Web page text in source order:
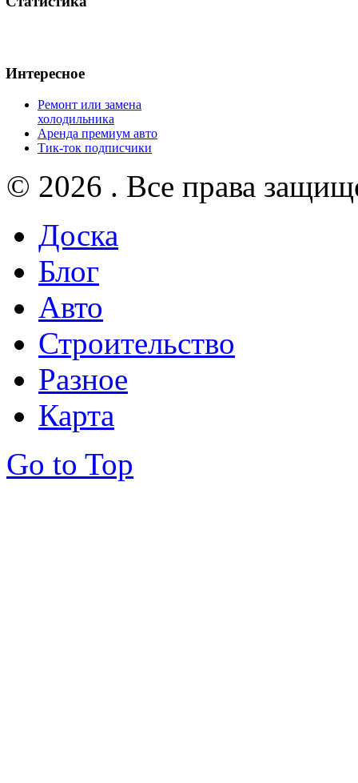
Интересное
Ремонт или замена
холодильника
Аренда премиум авто
Тик-ток подписчики
© 2026 . Все права
Доска
Блог
Авто
Строительство
Разное
Карта
Go to Top